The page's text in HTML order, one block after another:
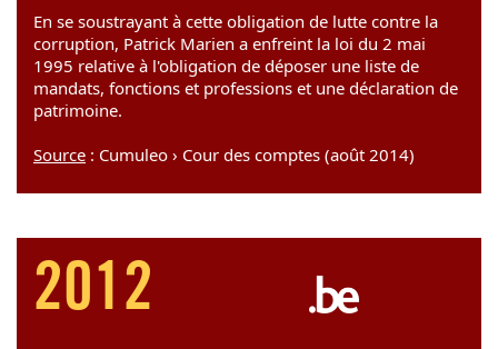
En se soustrayant à cette obligation de lutte contre la
corruption, Patrick Marien a enfreint la loi du 2 mai
1995 relative à l'obligation de déposer une liste de
mandats, fonctions et professions et une déclaration de
patrimoine.
Source : Cumuleo › Cour des comptes (août 2014)
2012